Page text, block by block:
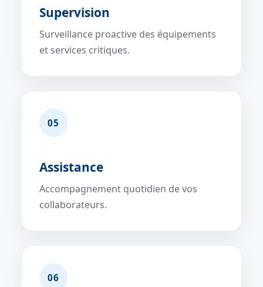
Supervision
Surveillance proactive des équipements
et services critiques.
05
Assistance
Accompagnement quotidien de vos
collaborateurs.
06